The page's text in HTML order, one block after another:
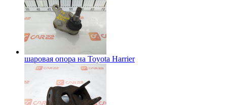
шаровая опора на Toyota Harrier